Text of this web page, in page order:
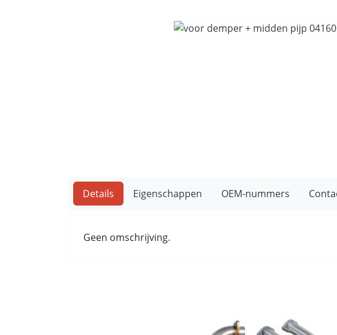
Details Eigenschappen OEM-nummers
Geen omschrijving.